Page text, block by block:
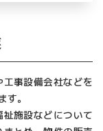
事設備会社などを
。
施設などについて